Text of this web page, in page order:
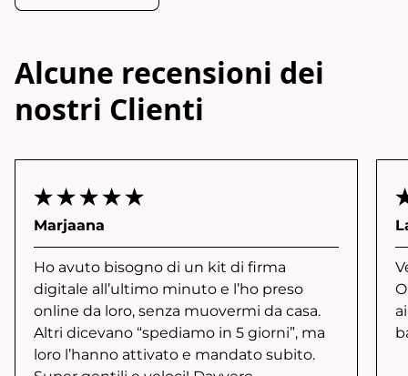
Alcune recensioni dei
nostri Clienti
Marjaana
Ho avuto bisogno di un kit di firma
digitale all’ultimo minuto e l’ho preso
online da loro, senza muovermi da casa.
Altri dicevano “spediamo in 5 giorni”, ma
loro l’hanno attivato e mandato subito.